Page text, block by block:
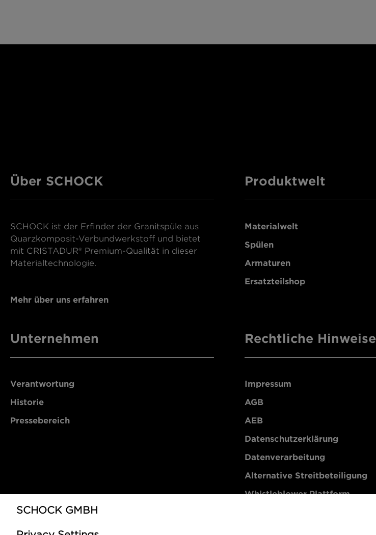
Über SCHOCK
SCHOCK ist der Erfinder der Granitspüle aus
Quarzkomposit-Verbundwerkstoff und bietet
mit CRISTADUR® Premium-Qualität in dieser
Materialtechnologie.
Mehr über uns erfahren
Produktwelt
Materialwelt
Spülen
Armaturen
Ersatzteilshop
Unternehmen
Verantwortung
Historie
Pressebereich
Rechtliche Hinweise
Impressum
AGB
AEB
Datenschutzerklärung
Datenverarbeitung
Alternative Streitbeteiligung
Whistleblower Plattform
SCHOCK GMBH